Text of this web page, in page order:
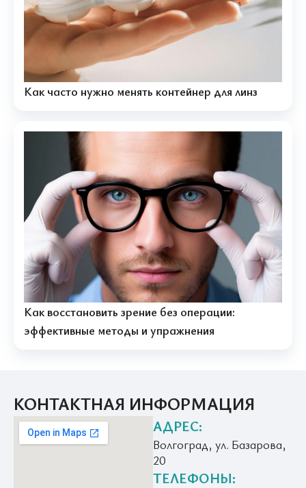
Как часто нужно менять контейнер для линз
Как восстановить зрение без операции:
эффективные методы и упражнения
КОНТАКТНАЯ ИНФОРМАЦИЯ
АДРЕС:
Волгоград, ул. Базарова,
20
ТЕЛЕФОНЫ: